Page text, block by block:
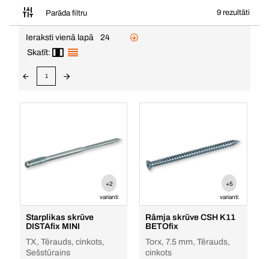
Parāda filtru 9 rezultāti
Ieraksti vienā lapā
24
Skatīt:
1
+2
varianti
Starplikas skrūve
DISTAfix MINI
TX, Tērauds, cinkots,
Sešstūrains
+5
varianti
Rāmja skrūve CSH K11
BETOfix
Torx, 7.5 mm, Tērauds,
cinkots